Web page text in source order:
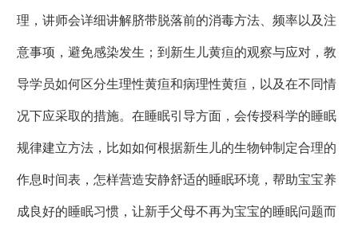
理，讲师会详细讲解脐带脱落前的消毒方法、频率以及注
意事项，避免感染发生；到新生儿黄疸的观察与应对，教
导学员如何区分生理性黄疸和病理性黄疸，以及在不同情
况下应采取的措施。在睡眠引导方面，会传授科学的睡眠
规律建立方法，比如如何根据新生儿的生物钟制定合理的
作息时间表，怎样营造安静舒适的睡眠环境，帮助宝宝养
成良好的睡眠习惯，让新手父母不再为宝宝的睡眠问题而